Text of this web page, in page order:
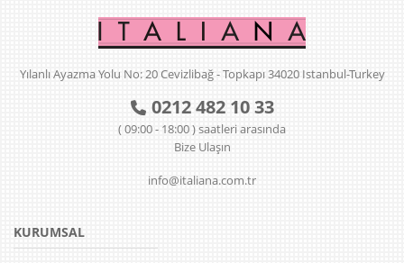
Yılanlı Ayazma Yolu No: 20 Cevizlibağ - Topkapı 34020 Istanbul-Turkey
0212 482 10 33
( 09:00 - 18:00 ) saatleri arasında
Bize Ulaşın
info@italiana.com.tr
KURUMSAL